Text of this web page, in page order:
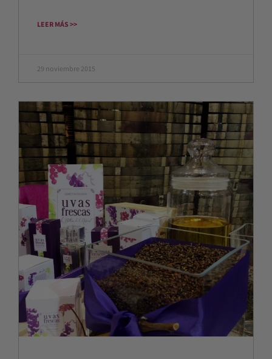
LEER MÁS >>
29 noviembre 2015